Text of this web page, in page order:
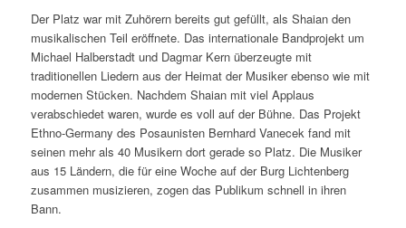
Der Platz war mit Zuhörern bereits gut gefüllt, als Shaian den
musikalischen Teil eröffnete. Das internationale Bandprojekt um
Michael Halberstadt und Dagmar Kern überzeugte mit
traditionellen Liedern aus der Heimat der Musiker ebenso wie mit
modernen Stücken. Nachdem Shaian mit viel Applaus
verabschiedet waren, wurde es voll auf der Bühne. Das Projekt
Ethno-Germany des Posaunisten Bernhard Vanecek fand mit
seinen mehr als 40 Musikern dort gerade so Platz. Die Musiker
aus 15 Ländern, die für eine Woche auf der Burg Lichtenberg
zusammen musizieren, zogen das Publikum schnell in ihren
Bann.